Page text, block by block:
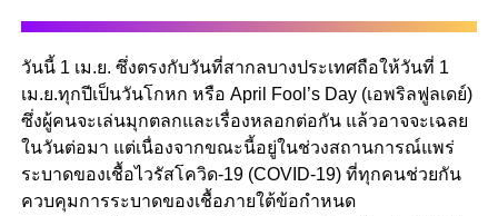
วันนี้ 1 เม.ย. ซึ่งตรงกับวันที่สากลบางประเทศถือให้วันที่ 1
เม.ย.ทุกปีเป็นวันโกหก หรือ April Fool’s Day (เอพริลฟูลเดย์)
ซึ่งผู้คนจะเล่นมุกตลกและเรื่องหลอกต่อกัน แล้วอาจจะเฉลย
ในวันต่อมา แต่เนื่องจากขณะนี้อยู่ในช่วงสถานการณ์แพร่
ระบาดของเชื้อไวรัสโควิด-19 (COVID-19) ที่ทุกคนช่วยกัน
ควบคุมการระบาดของเชื้อภายใต้ข้อกำหนด